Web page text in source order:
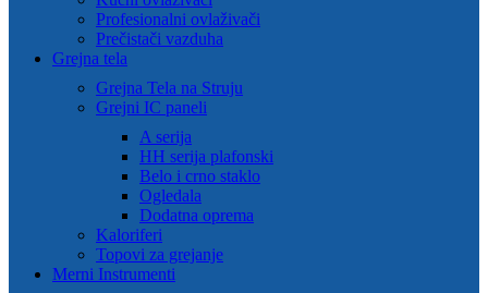
Profesionalni ovlaživači
Prečistači vazduha
Grejna tela
Grejna Tela na Struju
Grejni IC paneli
A serija
HH serija plafonski
Belo i crno staklo
Ogledala
Dodatna oprema
Kaloriferi
Topovi za grejanje
Merni Instrumenti